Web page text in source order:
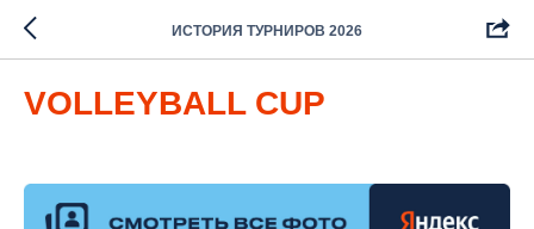
ИСТОРИЯ ТУРНИРОВ 2026
VOLLEYBALL CUP